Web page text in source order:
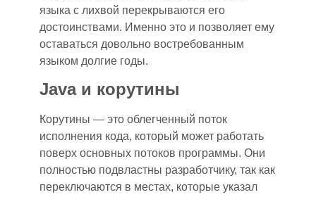
языка с лихвой перекрываются его
достоинствами. Именно это и позволяет ему
оставаться довольно востребованным
языком долгие годы.
Java и корутины
Корутины — это облегченный поток
исполнения кода, который может работать
поверх основных потоков программы. Они
полностью подвластны разработчику, так как
переключаются в местах, которые указал